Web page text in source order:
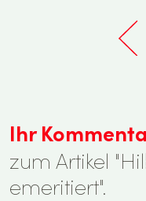
Ihr
zum Artikel
emeritiert".